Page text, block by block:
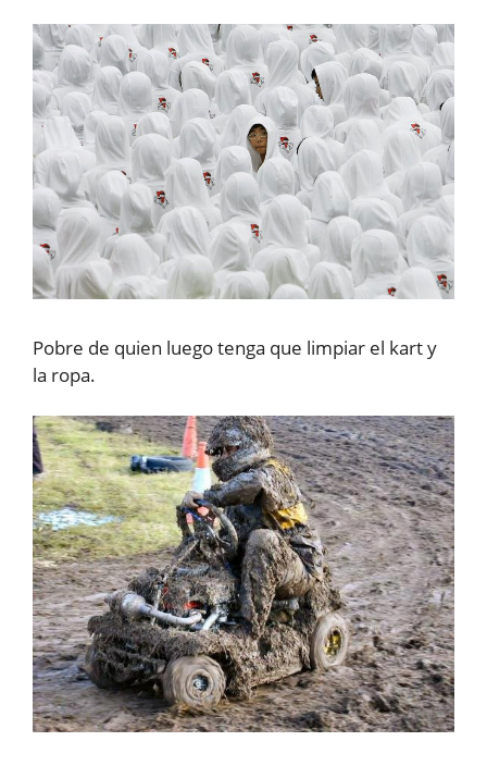
Pobre de quien luego tenga que limpiar el kart y
la ropa.